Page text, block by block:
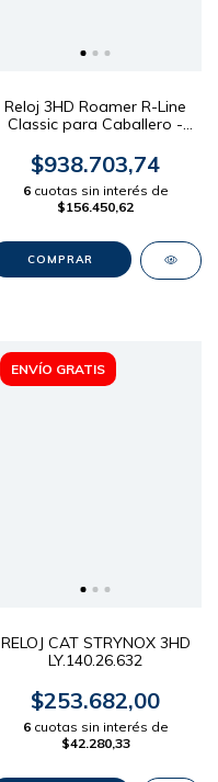
Reloj 3HD Roamer R-Line
Classic para Caballero -
$938.703,74
6 cuotas sin interés de
$156.450,62
ENVÍO GRATIS
RELOJ CAT STRYNOX 3HD
LY.140.26.632
$253.682,00
6 cuotas sin interés de
$42.280,33